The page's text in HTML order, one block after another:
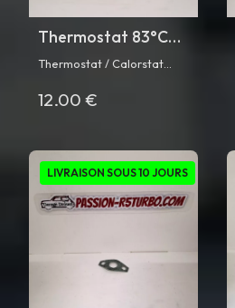
Thermostat 83°C
pour Super 5 GT
R5 Turbo / Turbo 2
Thermostat / Calorstat
12.00 €
LIVRAISON SOUS 10 JOURS